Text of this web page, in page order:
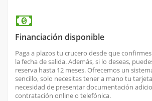
Financiación disponible
Paga a plazos tu crucero desde que
la fecha de salida. Además, si lo deseas,
reserva hasta 12 meses. Ofrecemos un
sencillo, solo necesitas tener a mano tu
necesidad de presentar documentación
contratación online o telefónica.